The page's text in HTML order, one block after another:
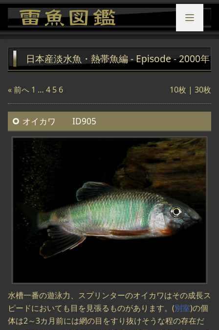
日本産淡水魚・熱帯魚編 - Episode - 2000年
« 前へ 1 … 4 5 6 10枚 | 30枚
オイカワ ID905
水槽一番の遊泳力、スプリンターのオイカワはその成長ス
ピードにおいても目を見張るものがあります。(別室)の個
体は2～3カ月前には網の目をすり抜けそうな程の存在だ